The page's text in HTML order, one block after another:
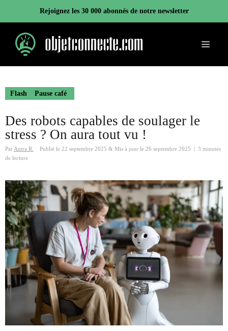
contenu
Rejoignez les 30 000 abonnés de notre newsletter
Menu
Flash Pause café
Des robots capables de soulager le
stress ? On aura tout vu !
Par Antra R. Publié le 22 septembre 2025 & Mis à jour le 26 septembre 2025
3 minutes
de lecture